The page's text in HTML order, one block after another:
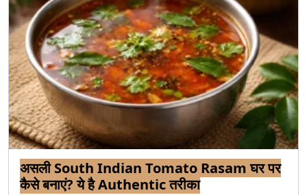
असली South Indian Tomato Rasam घर पर
कैसे बनाएं? ये है Authentic तरीका